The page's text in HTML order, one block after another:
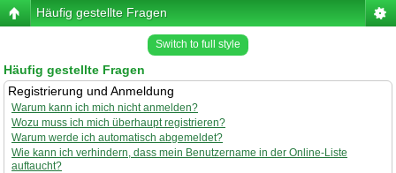
Häufig gestellte Fragen
Switch to full style
Häufig gestellte Fragen
Registrierung und Anmeldung
Warum kann ich mich nicht anmelden?
Wozu muss ich mich überhaupt registrieren?
Warum werde ich automatisch abgemeldet?
Wie kann ich verhindern, dass mein Benutzername in der Online-Liste
auftaucht?